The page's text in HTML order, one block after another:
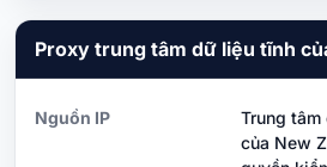
Proxy trung tâm dữ liệu tĩnh
Nguồn IP
Trung
của New